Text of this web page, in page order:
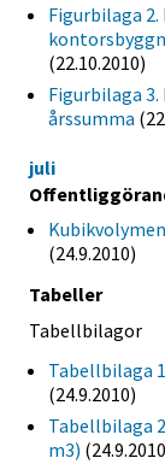
Figurbilaga
(22.10.2010)
Figurbilaga
årssumma
juli
(24.9.2010)
Tabeller
Tabellbilagor
Tabellbilaga
(24.9.2010)
Tabellbilaga
m3)